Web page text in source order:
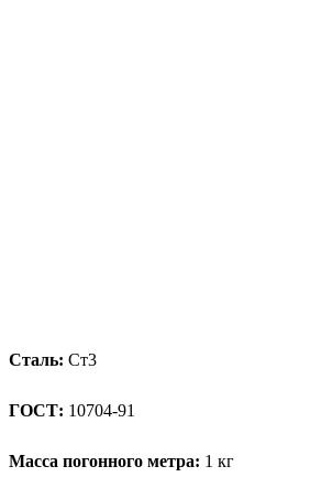
Сталь: Ст3
ГОСТ: 10704-91
Масса погонного метра: 1 кг